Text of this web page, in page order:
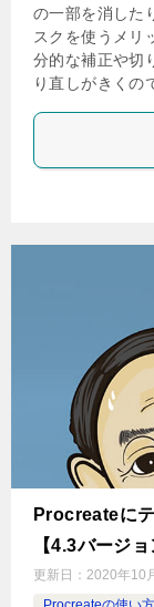
の一部を消した
スクを使うメリ
分的な補正や切
り直しがきくの
Procreateに
【4.3バージョ
更新日： 2020年10